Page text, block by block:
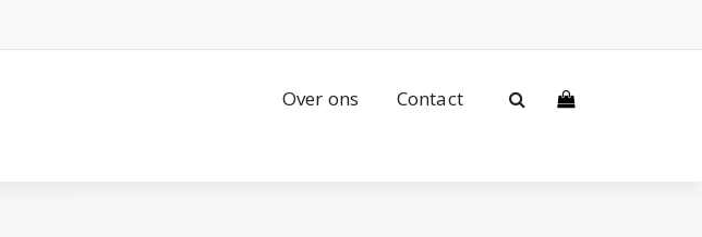
Over ons Contact